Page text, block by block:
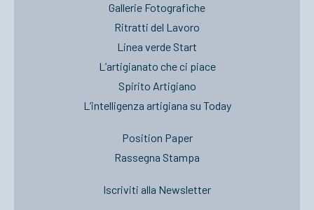
Gallerie Fotografiche
Ritratti del Lavoro
Linea verde Start
L’artigianato che ci piace
Spirito Artigiano
L’intelligenza artigiana su Today
Position Paper
Rassegna Stampa
Iscriviti alla Newsletter